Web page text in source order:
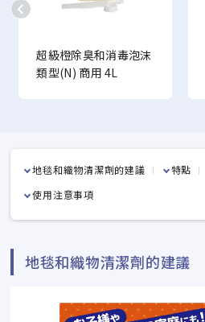
超級橙除臭和消毒泡沫
類型(N) 商用 4L
地毯和織物清潔劑的建議 特點
使用注意事項
地毯和織物清潔劑的建議